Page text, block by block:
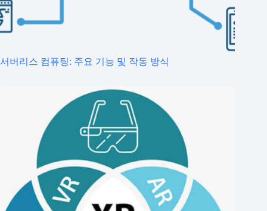
서버리스 컴퓨팅: 주요 기능 및 작동 방식